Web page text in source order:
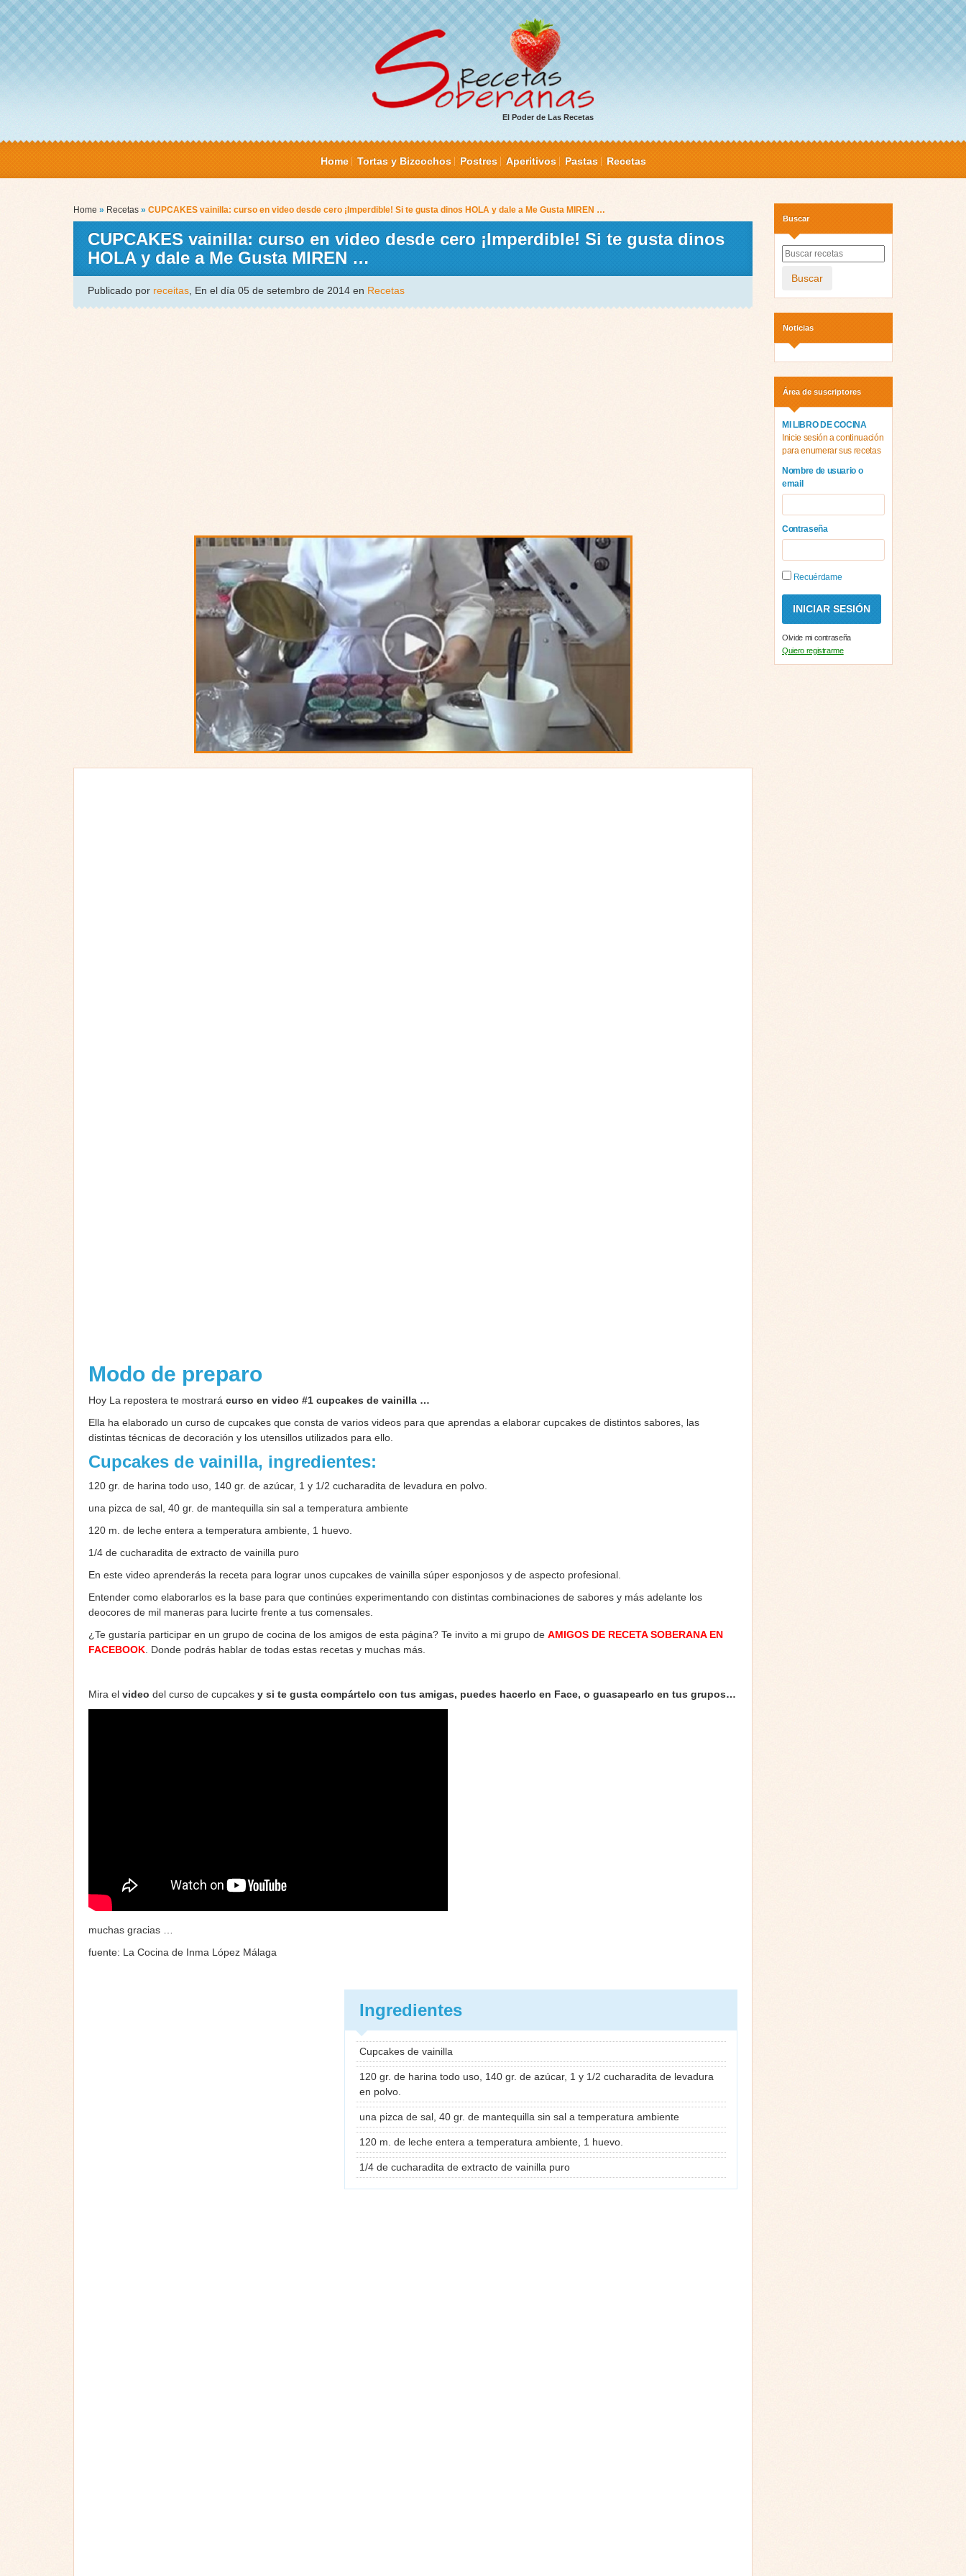
El Poder de Las Recetas
Home Tortas y Bizcochos Postres Aperitivos Pastas Recetas
Home » Recetas » CUPCAKES vainilla: curso en video desde cero ¡Imperdible! Si te gusta dinos HOLA y dale a Me Gusta MIREN …
CUPCAKES vainilla: curso en video desde cero ¡Imperdible! Si te gusta dinos
HOLA y dale a Me Gusta MIREN …
Publicado por receitas , En el día 05 de setembro de 2014 en Recetas
Modo de preparo
Hoy La repostera te mostrará curso en video #1 cupcakes de vainilla …
Ella ha elaborado un curso de cupcakes que consta de varios videos para que aprendas a elaborar cupcakes de distintos sabores, las
distintas técnicas de decoración y los utensillos utilizados para ello.
Cupcakes de vainilla, ingredientes:
120 gr. de harina todo uso, 140 gr. de azúcar, 1 y 1/2 cucharadita de levadura en polvo.
una pizca de sal, 40 gr. de mantequilla sin sal a temperatura ambiente
120 m. de leche entera a temperatura ambiente, 1 huevo.
1/4 de cucharadita de extracto de vainilla puro
En este video aprenderás la receta para lograr unos cupcakes de vainilla súper esponjosos y de aspecto profesional.
Entender como elaborarlos es la base para que continúes experimentando con distintas combinaciones de sabores y más adelante los
deocores de mil maneras para lucirte frente a tus comensales.
¿Te gustaría participar en un grupo de cocina de los amigos de esta página? Te invito a mi grupo de AMIGOS DE RECETA SOBERANA EN
FACEBOOK . Donde podrás hablar de todas estas recetas y muchas más.
Mira el video del curso de cupcakes y si te gusta compártelo con tus amigas, puedes hacerlo en Face, o guasapearlo en tus grupos…
muchas gracias …
fuente: La Cocina de Inma López Málaga
Ingredientes
Cupcakes de vainilla
120 gr. de harina todo uso, 140 gr. de azúcar, 1 y 1/2 cucharadita de levadura
en polvo.
una pizca de sal, 40 gr. de mantequilla sin sal a temperatura ambiente
120 m. de leche entera a temperatura ambiente, 1 huevo.
1/4 de cucharadita de extracto de vainilla puro
Buscar
Buscar
Noticias
Área de suscriptores
MI LIBRO DE COCINA
Inicie sesión a continuación
para enumerar sus recetas
Nombre de usuario o
email
Contraseña
Recuérdame
Olvide mi contraseña
Quiero registrarme